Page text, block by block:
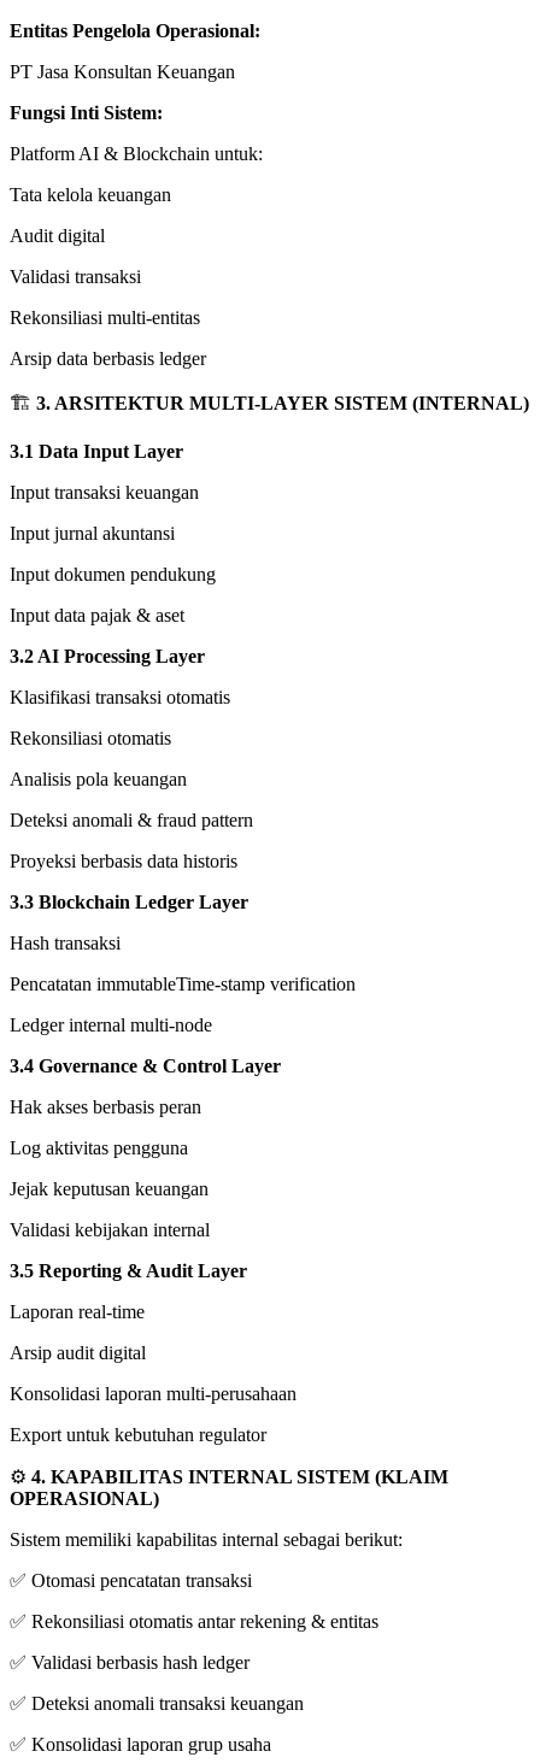
Entitas Pengelola Operasional:
PT Jasa Konsultan Keuangan
Fungsi Inti Sistem:
Platform AI & Blockchain untuk:
Tata kelola keuangan
Audit digital
Validasi transaksi
Rekonsiliasi multi-entitas
Arsip data berbasis ledger
🏗 3. ARSITEKTUR MULTI-LAYER SISTEM (INTERNAL)
3.1 Data Input Layer
Input transaksi keuangan
Input jurnal akuntansi
Input dokumen pendukung
Input data pajak & aset
3.2 AI Processing Layer
Klasifikasi transaksi otomatis
Rekonsiliasi otomatis
Analisis pola keuangan
Deteksi anomali & fraud pattern
Proyeksi berbasis data historis
3.3 Blockchain Ledger Layer
Hash transaksi
Pencatatan immutableTime-stamp verification
Ledger internal multi-node
3.4 Governance & Control Layer
Hak akses berbasis peran
Log aktivitas pengguna
Jejak keputusan keuangan
Validasi kebijakan internal
3.5 Reporting & Audit Layer
Laporan real-time
Arsip audit digital
Konsolidasi laporan multi-perusahaan
Export untuk kebutuhan regulator
⚙️ 4. KAPABILITAS INTERNAL SISTEM (KLAIM
OPERASIONAL)
Sistem memiliki kapabilitas internal sebagai berikut:
✅ Otomasi pencatatan transaksi
✅ Rekonsiliasi otomatis antar rekening & entitas
✅ Validasi berbasis hash ledger
✅ Deteksi anomali transaksi keuangan
✅ Konsolidasi laporan grup usaha